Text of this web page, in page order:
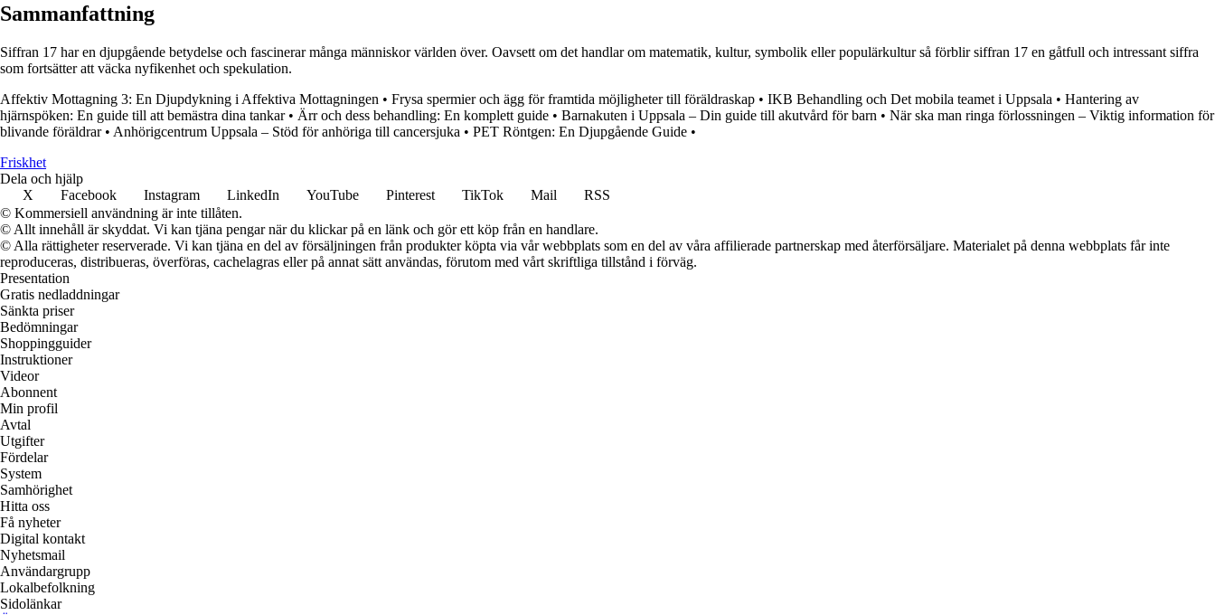
Sammanfattning
Siffran 17 har en djupgående betydelse och fascinerar många människor världen över. Oavsett om det handlar om matematik, kultur, symbolik eller populärkultur så förblir siffran 17 en gåtfull och intressant siffra
som fortsätter att väcka nyfikenhet och spekulation.
Affektiv Mottagning 3: En Djupdykning i Affektiva Mottagningen • Frysa spermier och ägg för framtida möjligheter till föräldraskap • IKB Behandling och Det mobila teamet i Uppsala • Hantering av
hjärnspöken: En guide till att bemästra dina tankar• Ärr och dess behandling: En komplett guide • Barnakuten i Uppsala – Din guide till akutvård för barn • När ska man ringa förlossningen – Viktig information för
blivande föräldrar• Anhörigcentrum Uppsala – Stöd för anhöriga till cancersjuka • PET Röntgen: En Djupgående Guide •
Friskhet
Dela och hjälp
X
Facebook Instagram LinkedIn YouTube Pinterest TikTok Mail
RSS
© Kommersiell användning är inte tillåten.
© Allt innehåll är skyddat. Vi kan tjäna pengar när du klickar på en länk och gör ett köp från en handlare.
© Alla rättigheter reserverade. Vi kan tjäna en del av försäljningen från produkter köpta via vår webbplats som en del av våra affilierade partnerskap med återförsäljare. Materialet på denna webbplats får inte
reproduceras, distribueras, överföras, cachelagras eller på annat sätt användas, förutom med vårt skriftliga tillstånd i förväg.
Presentation
Gratis nedladdningar
Sänkta priser
Bedömningar
Shoppingguider
Instruktioner
Videor
Abonnent
Min profil
Avtal
Utgifter
Fördelar
System
Samhörighet
Hitta oss
Få nyheter
Digital kontakt
Nyhetsmail
Användargrupp
Lokalbefolkning
Sidolänkar